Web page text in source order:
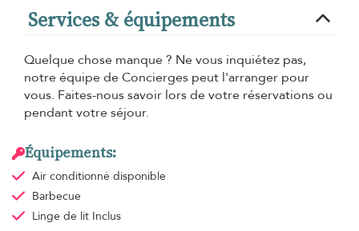
Services & équipements
Quelque chose manque ? Ne vous inquiétez pas,
notre équipe de Concierges peut l'arranger pour
vous. Faites-nous savoir lors de votre réservations ou
pendant votre séjour.
Équipements:
Air conditionné disponible
Barbecue
Linge de lit Inclus